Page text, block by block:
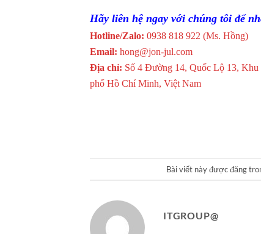
Hãy liên hệ ngay với chúng tôi để
Hotline/Zalo: 0938 818 922 (Ms. Hồng)
Email: hong@jon-jul.com
Địa chỉ: Số 4 Đường 14, Quốc Lộ 13,
phố Hồ Chí Minh, Việt Nam
Bài viết này được đăng
ITGROUP@